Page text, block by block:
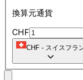
換算元通貨
CHF
CHF - スイスフラ